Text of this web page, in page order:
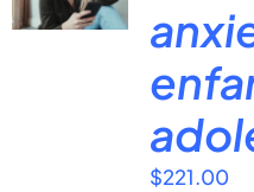
$221.00